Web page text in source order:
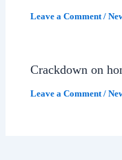
Leave a Comment /
Crackdown on
Leave a Comment /